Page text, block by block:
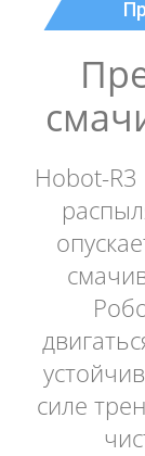
Hobot-R3
силе